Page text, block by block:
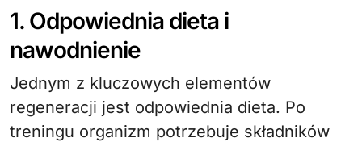
1. Odpowiednia dieta i
nawodnienie
Jednym z kluczowych elementów
regeneracji jest odpowiednia dieta. Po
treningu organizm potrzebuje składników